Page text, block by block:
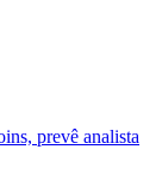
prevê analista